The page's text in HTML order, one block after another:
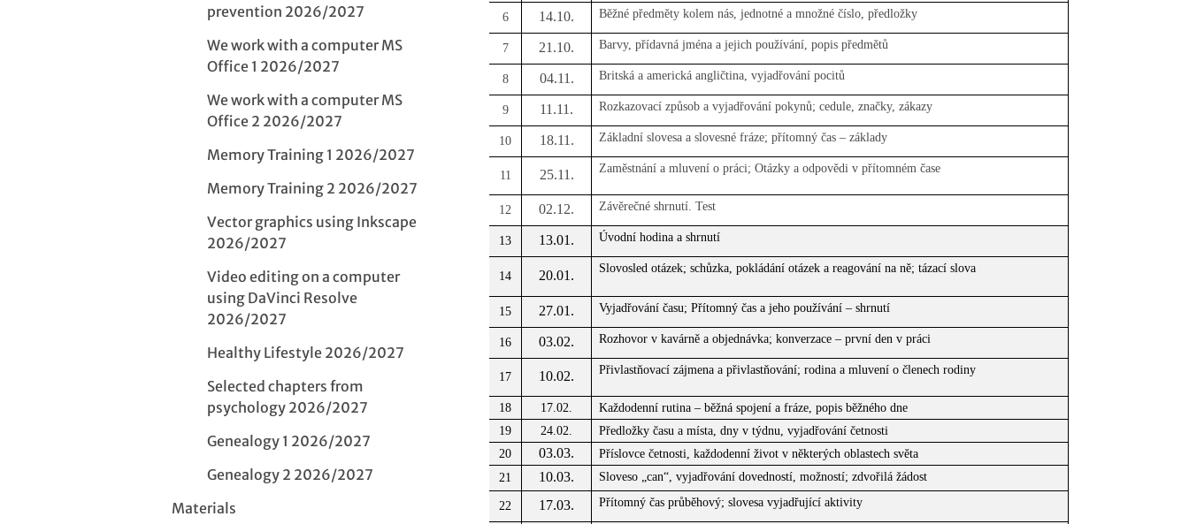
prevention 2026/2027
We work with a computer MS
Office 1 2026/2027
We work with a computer MS
Office 2 2026/2027
Memory Training 1 2026/2027
Memory Training 2 2026/2027
Vector graphics using Inkscape
2026/2027
Video editing on a computer
using DaVinci Resolve
2026/2027
Healthy Lifestyle 2026/2027
Selected chapters from
psychology 2026/2027
Genealogy 1 2026/2027
Genealogy 2 2026/2027
Materials
6 14.10. Běžné předměty kolem nás, jednotné a množné číslo, předložky
7 21.10. Barvy, přídavná jména a jejich používání, popis předmětů
8 04.11. Britská a americká angličtina, vyjadřování pocitů
9 11.11. Rozkazovací způsob a vyjadřování pokynů; cedule, značky, zákazy
10 18.11. Základní slovesa a slovesné fráze; přítomný čas – základy
11 25.11. Zaměstnání a mluvení o práci; Otázky a odpovědi v přítomném čase
12 02.12. Závěrečné shrnutí. Test
13 13.01. Úvodní hodina a shrnutí
14 20.01. Slovosled otázek; schůzka, pokládání otázek a reagování na ně; tázací slova
15 27.01. Vyjadřování času; Přítomný čas a jeho používání – shrnutí
16 03.02. Rozhovor v kavárně a objednávka; konverzace – první den v práci
17 10.02. Přivlastňovací zájmena a přivlastňování; rodina a mluvení o členech rodiny
18 17.02.
Každodenní rutina – běžná spojení a fráze, popis běžného dne
19
24.02.
Předložky času a místa, dny v týdnu, vyjadřování četnosti
20
03.03.
Příslovce četnosti, každodenní život v některých oblastech světa
21
10.03. Sloveso „can“, vyjadřování dovedností, možností; zdvořilá žádost
22 17.03. Přítomný čas průběhový; slovesa vyjadřující aktivity